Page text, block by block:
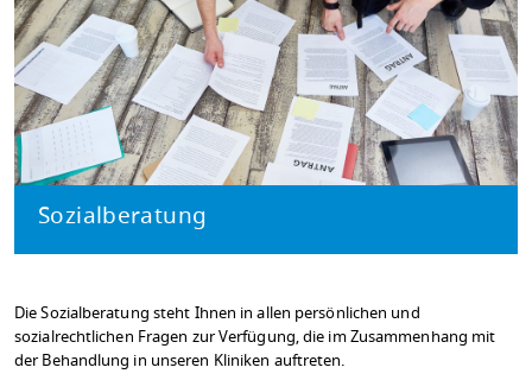
Sozialberatung
Die Sozialberatung steht Ihnen in allen persönlichen und
sozialrechtlichen Fragen zur Verfügung, die im Zusammenhang mit
der Behandlung in unseren Kliniken auftreten.